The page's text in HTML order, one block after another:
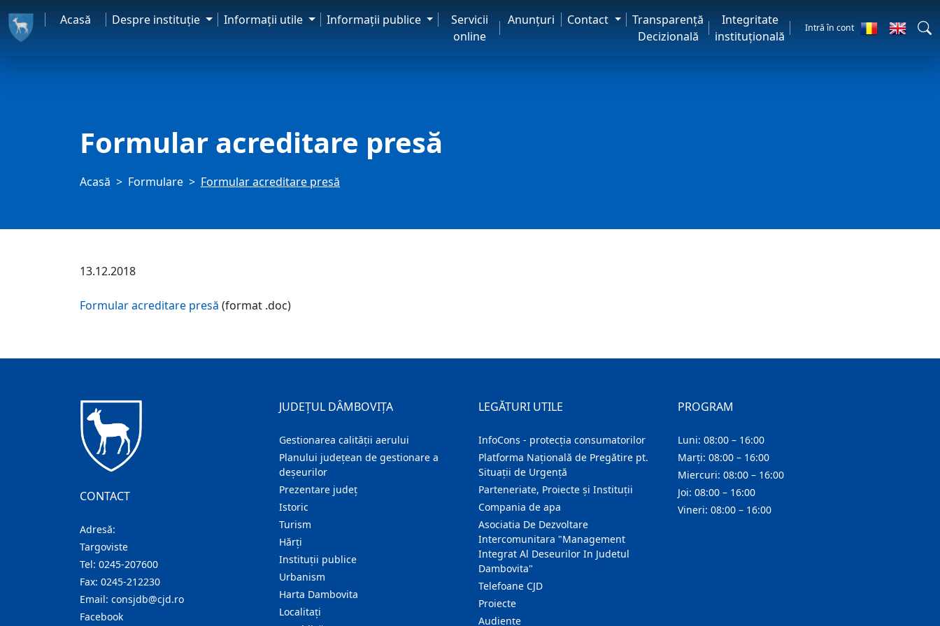
Acasă Despre instituţie Informaţii utile Informaţii publice
Servicii
online
Anunţuri Contact
Transparență
Decizională
Integritate
instituțională
Intră în cont
Formular acreditare presă
Acasă Formulare Formular acreditare presă
13.12.2018
Formular acreditare presă (format .doc)
CONTACT
Adresă:
Targoviste
Tel: 0245-207600
Fax: 0245-212230
Email: consjdb@cjd.ro
Facebook
JUDEȚUL DÂMBOVIȚA
Gestionarea calității aerului
Planului județean de gestionare a
deșeurilor
Prezentare judeţ
Istoric
Turism
Hărţi
Instituţii publice
Urbanism
Harta Dambovita
Localitaţi
LEGĂTURI UTILE
InfoCons - protecția consumatorilor
Platforma Națională de Pregătire pt.
Situații de Urgență
Parteneriate, Proiecte și Instituții
Compania de apa
Asociatia De Dezvoltare
Intercomunitara "Management
Integrat Al Deseurilor In Judetul
Dambovita"
Telefoane CJD
Proiecte
Audienţe
PROGRAM
Luni: 08:00 – 16:00
Marți: 08:00 – 16:00
Miercuri: 08:00 – 16:00
Joi: 08:00 – 16:00
Vineri: 08:00 – 16:00